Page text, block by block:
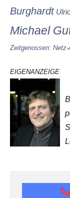
Burghardt
Michael
Zeitgenossen:
EIGENANZEIGE